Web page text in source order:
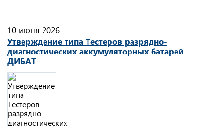
10 июня 2026
Утверждение типа Тестеров разрядно-
диагностических аккумуляторных батарей
ДИБАТ